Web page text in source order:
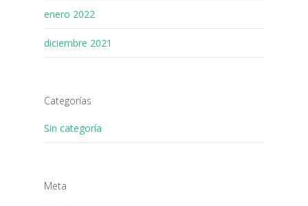
enero 2022
diciembre 2021
Categorías
Sin categoría
Meta